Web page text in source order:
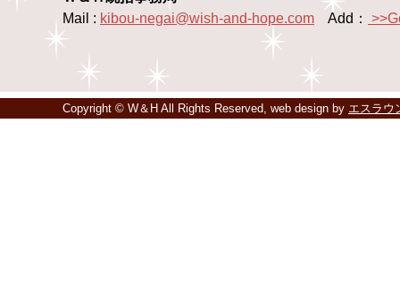
Mail : kibou-negai@wish-and-hope.com Add：
Copyright © W＆H All Rights Reserved, web design by エスラウ